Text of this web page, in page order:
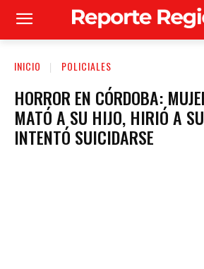
INICIO POLICIALES
HORROR EN CÓRDOBA:
MATÓ A SU HIJO, HIRIÓ A
INTENTÓ SUICIDARSE